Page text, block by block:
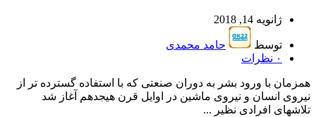
ژانویه 14, 2018
توسط
حامد محمدی
۰ نظرات
همزمان با ورود بشر به دوران صنعتی که با استفاده گسترده تر از
نیروی انسان و نیروی ماشین در اوایل قرن هیجدهم آغاز شد
تلاشهای افرادی نظیر ...